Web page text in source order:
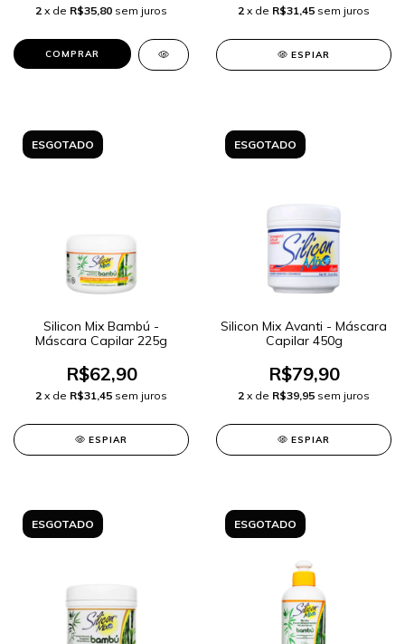
2 x de R$35,80 sem juros 2 x de R$31,45 sem juros
ESPIAR
ESGOTADO
Silicon Mix Bambú -
Máscara Capilar 225g
R$62,90
2 x de R$31,45 sem juros
ESPIAR
ESGOTADO
Silicon Mix Avanti - Máscara
Capilar 450g
R$79,90
2 x de R$39,95 sem juros
ESPIAR
ESGOTADO ESGOTADO